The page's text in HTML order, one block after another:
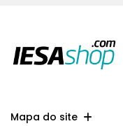
Mapa do site